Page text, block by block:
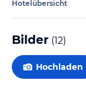
Hotelübersicht
Bilder (12)
Hochladen